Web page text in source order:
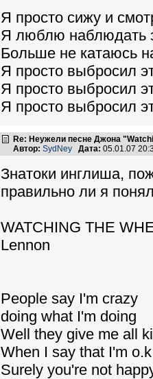
Я просто сижу и
Я люблю наблюдать
Больше не катаюсь
Я просто выбросил
Я просто выбросил
Я просто выбросил
Re: Неужели песне Джона
Автор: SydNey Дата: 05.01.07
Знатоки инглиша,
правильно ли я
WATCHING THE
Lennon
People say I'm crazy
doing what I'm doing
Well they give me all
When I say that I'm
Surely you're not